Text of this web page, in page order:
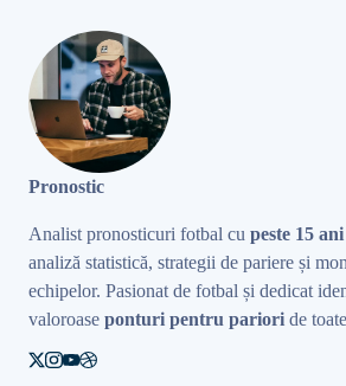
Pronostic
Analist pronosticuri fotbal cu peste 15
analiză statistică, strategii de pariere și
echipelor. Pasionat de fotbal și dedicat
valoroase ponturi pentru pariori de